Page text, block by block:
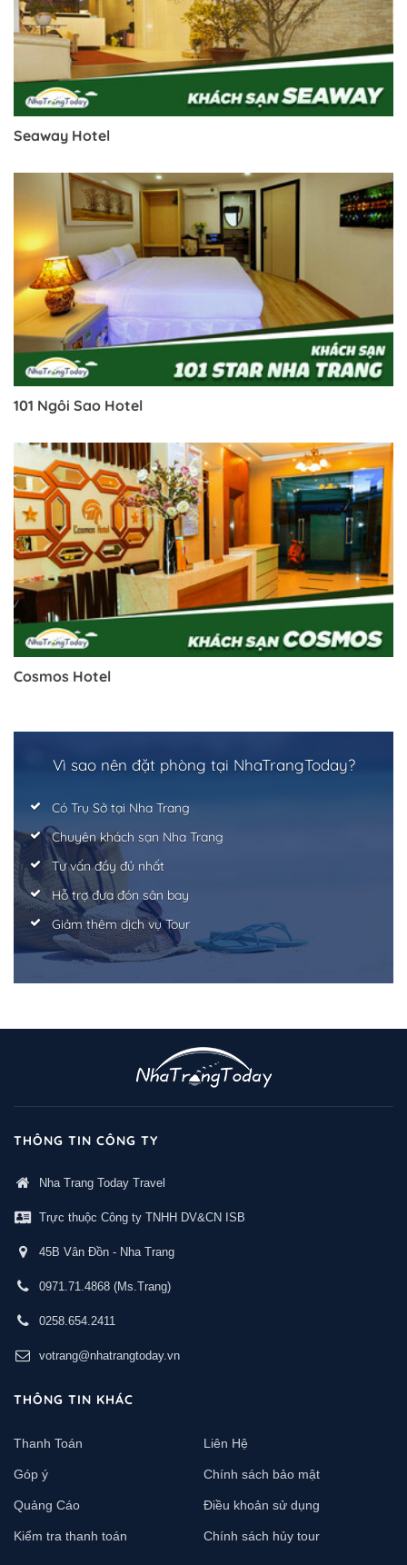
Trở về trang trước đó
Seaway Hotel
101 Ngôi Sao Hotel
Cosmos Hotel
Vì sao nên đặt phòng tại NhaTrangToday?
Có Trụ Sở tại Nha Trang
Chuyên khách sạn Nha Trang
Tư vấn đầy đủ nhất
Hỗ trợ đưa đón sân bay
Giảm thêm dịch vụ Tour
THÔNG TIN CÔNG TY
Nha Trang Today Travel
Trực thuộc Công ty TNHH DV&CN ISB
45B Vân Đồn - Nha Trang
0971.71.4868 (Ms.Trang)
0258.654.2411
votrang@nhatrangtoday.vn
THÔNG TIN KHÁC
Thanh Toán Liên Hệ
Góp ý Chính sách bảo mật
Quảng Cáo Điều khoản sử dụng
Kiểm tra thanh toán Chính sách hủy tour